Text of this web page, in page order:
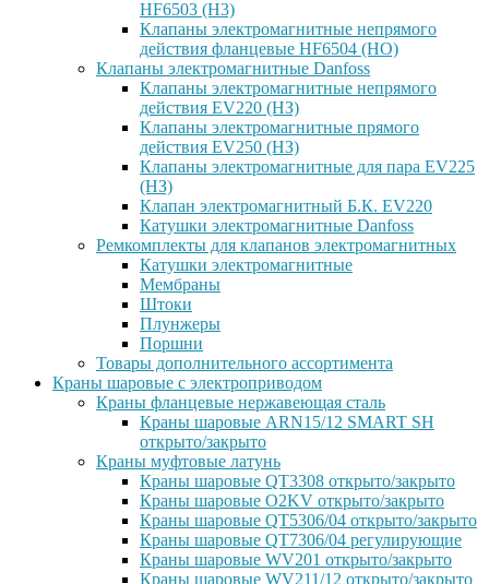
HF6503 (Н3)
Клапаны электромагнитные непрямого
действия фланцевые HF6504 (НО)
Клапаны электромагнитные Danfoss
Клапаны электромагнитные непрямого
действия EV220 (НЗ)
Клапаны электромагнитные прямого
действия EV250 (НЗ)
Клапаны электромагнитные для пара EV225
(НЗ)
Клапан электромагнитный Б.К. EV220
Катушки электромагнитные Danfoss
Ремкомплекты для клапанов электромагнитных
Катушки электромагнитные
Мембраны
Штоки
Плунжеры
Поршни
Товары дополнительного ассортимента
Краны шаровые с электроприводом
Краны фланцевые нержавеющая сталь
Краны шаровые ARN15/12 SMART SH
открыто/закрыто
Краны муфтовые латунь
Краны шаровые QT3308 открыто/закрыто
Краны шаровые O2KV открыто/закрыто
Краны шаровые QT5306/04 открыто/закрыто
Краны шаровые QT7306/04 регулирующие
Краны шаровые WV201 открыто/закрыто
Краны шаровые WV211/12 открыто/закрыто